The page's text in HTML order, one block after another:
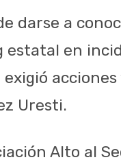
darse a
estatal en
exigió
Uresti.
Alto al